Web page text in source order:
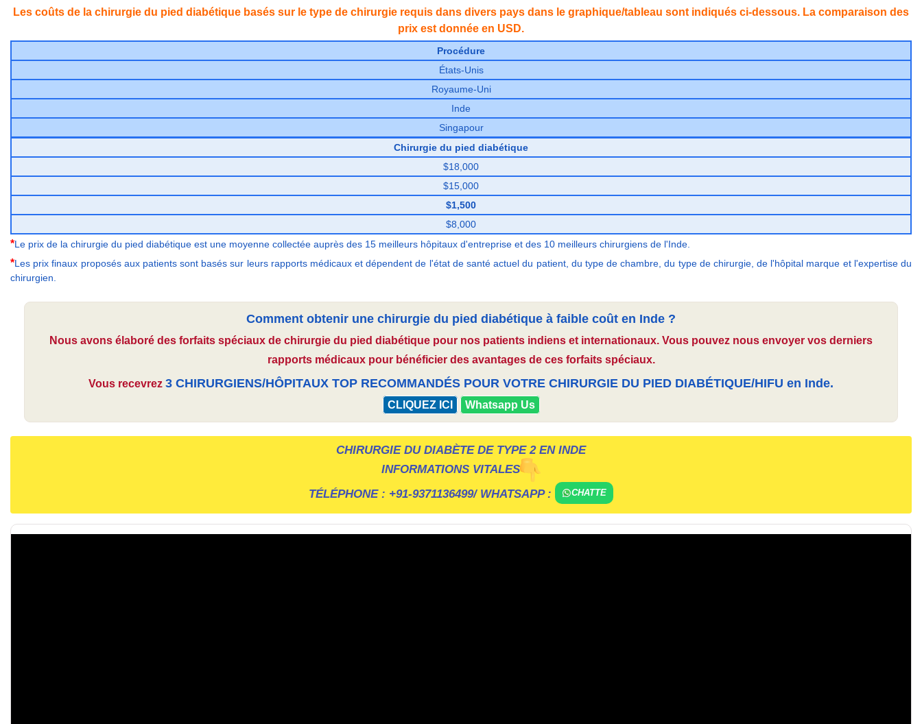
Les coûts de la chirurgie du pied diabétique basés sur le type de chirurgie requis dans divers pays dans le graphique/tableau sont indiqués ci-dessous. La comparaison des
prix est donnée en USD.
Procédure
États-Unis
Royaume-Uni
Inde
Singapour
Chirurgie du pied diabétique
$18,000
$15,000
$1,500
$8,000
*Le prix de la chirurgie du pied diabétique est une moyenne collectée auprès des 15 meilleurs hôpitaux d'entreprise et des 10 meilleurs chirurgiens de l'Inde.
*Les prix finaux proposés aux patients sont basés sur leurs rapports médicaux et dépendent de l'état de santé actuel du patient, du type de chambre, du type de chirurgie, de l'hôpital marque et l'expertise du
chirurgien.
Comment obtenir une chirurgie du pied diabétique à faible coût en Inde ?
Nous avons élaboré des forfaits spéciaux de chirurgie du pied diabétique pour nos patients indiens et internationaux. Vous pouvez nous envoyer vos derniers
rapports médicaux pour bénéficier des avantages de ces forfaits spéciaux.
Vous recevrez 3 CHIRURGIENS/HÔPITAUX TOP RECOMMANDÉS POUR VOTRE CHIRURGIE DU PIED DIABÉTIQUE/HIFU en Inde.
CLIQUEZ ICI Whatsapp Us
CHIRURGIE DU DIABÈTE DE TYPE 2 EN INDE
INFORMATIONS VITALES
TÉLÉPHONE : +91-9371136499/ WHATSAPP : CHATTE